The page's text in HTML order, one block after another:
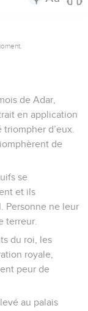
de Adar,
en application
d’eux.
de
se
et ils
Personne ne leur
terreur.
du roi, les
royale,
peur de
au palais